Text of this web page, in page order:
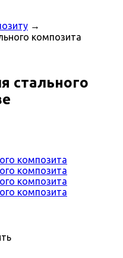
→
композита
стального